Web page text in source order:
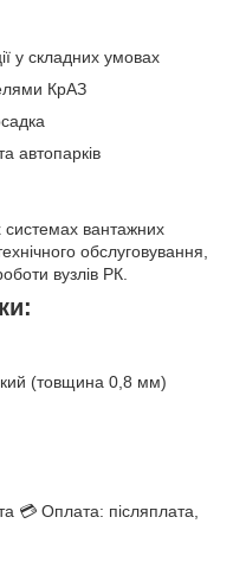
у складних умовах
КрАЗ
автопарків
системах вантажних
обслуговування,
вузлів РК.
(товщина 0,8 мм)
💳 Оплата: післяплата,